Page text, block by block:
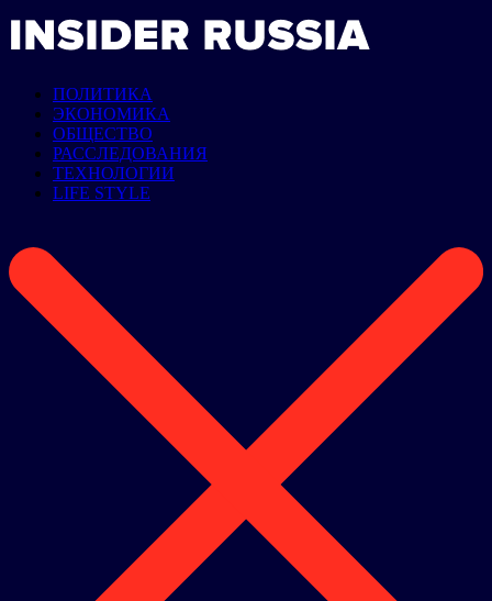
ПОЛИТИКА
ЭКОНОМИКА
ОБЩЕСТВО
РАССЛЕДОВАНИЯ
ТЕХНОЛОГИИ
LIFE STYLE